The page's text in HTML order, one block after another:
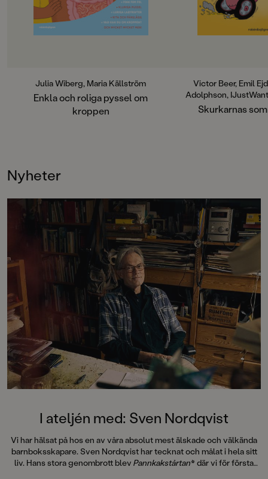
Julia Wiberg, Maria Källström
Enkla och roliga pyssel om
kroppen
dagen utan att bli
äventyret finns
pyssel som tar
in i Skurkarnas
målgruppen.
Victor Beer, Emil
Adolphson,
Skurkarnas
Nyheter
I ateljén med: Sven Nordqvist
Vi har hälsat på hos en av våra absolut mest älskade och välkända
barnboksskapare. Sven Nordqvist har tecknat och målat i hela sitt
liv. Hans stora genombrott blev Pannkakstårtan* där vi för första